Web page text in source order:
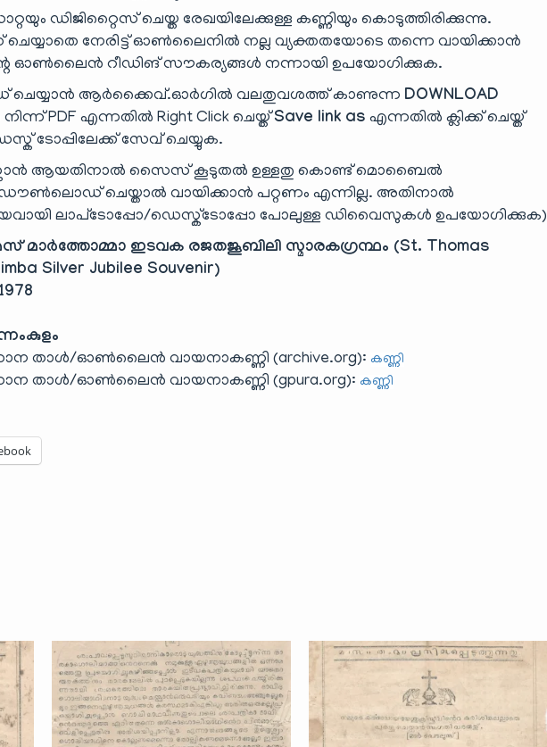
ഡിജിറ്റൈസ് ചെയ്ത രേഖയിലേക്കുള്ള കണ്ണിയും കൊടുത്തിരിക്കുന്നു.
നേരിട്ട് ഓൺലൈനിൽ നല്ല വ്യക്തതയോടെ തന്നെ വായിക്കാൻ
ഓൺലൈൻ റീഡിങ് സൗകര്യങ്ങൾ നന്നായി ഉപയോഗിക്കുക.
ചെയ്യാൻ ആർക്കൈവ്.ഓർഗിൽ വലതുവശത്ത് കാണുന്ന DOWNLOAD
PDF എന്നതിൽ Right Click ചെയ്ത്Save link as എന്നതിൽ ക്ലിക്ക് ചെയ്ത്
ടോപ്പിലേക്ക് സേവ് ചെയ്യുക.
ആയതിനാൽ സൈസ് കൂടുതൽ ഉള്ളതു കൊണ്ട് മൊബൈൽ
ചെയ്താൽ വായിക്കാൻ പറ്റണം എന്നില്ല. അതിനാൽ
ലാപ്‌ടോപ്പോ/ഡെസ്ക്‌ടോപ്പോ പോലുള്ള ഡിവൈസുകൾ ഉപയോഗിക്കുക)
മാർത്തോമ്മാ ഇടവക രജതജൂബിലി സ്മാരകഗ്രന്ഥം (St. Thomas
Silver Jubilee Souvenir)
1978
താൾ/ഓൺലൈൻ വായനാകണ്ണി (archive.org): കണ്ണി
താൾ/ഓൺലൈൻ വായനാകണ്ണി (gpura.org): കണ്ണി